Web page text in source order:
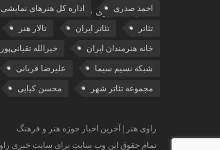
نمایش های روی صحنه
احمد صدری اداره کل هنرهای نمایشی
تئاتر تئاتر ایران تالار هنر
خانه هنرمندان ایران خیرالله تقیانی‌پور
شبکه نسیم سیما علیرضا قربانی
مجموعه تئاتر شهر محسن کیایی
راوی هنر | آخرین اخبار حوزه هنر و فرهنگ
تمام حقوق این وب سایت برای سایت خبری